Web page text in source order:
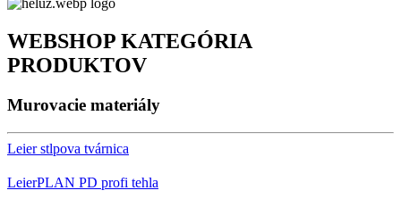
WEBSHOP KATEGÓRIA
PRODUKTOV
Murovacie materiály
Leier stlpova tvárnica
LeierPLAN PD profi tehla